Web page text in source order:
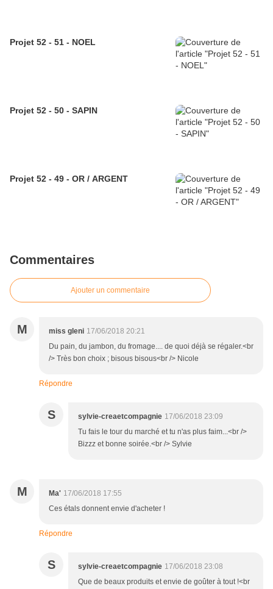
Projet 52 - 51 - NOEL
Projet 52 - 50 - SAPIN
Projet 52 - 49 - OR / ARGENT
Commentaires
Ajouter un commentaire
M miss gleni 17/06/2018 20:21
Du pain, du jambon, du fromage.... de quoi déjà se régaler.<br
/> Très bon choix ; bisous bisous<br /> Nicole
Répondre
S sylvie-creaetcompagnie 17/06/2018 23:09
Tu fais le tour du marché et tu n'as plus faim...<br />
Bizzz et bonne soirée.<br /> Sylvie
M Ma' 17/06/2018 17:55
Ces étals donnent envie d'acheter !
Répondre
S sylvie-creaetcompagnie 17/06/2018 23:08
Que de beaux produits et envie de goûter à tout !<br